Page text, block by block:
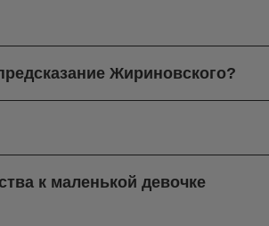
Жириновского?
к маленькой девочке